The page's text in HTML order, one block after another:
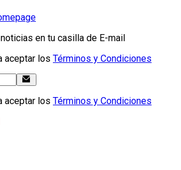
en tu casilla de E-mail
aceptar los Términos y Condiciones
aceptar los Términos y Condiciones